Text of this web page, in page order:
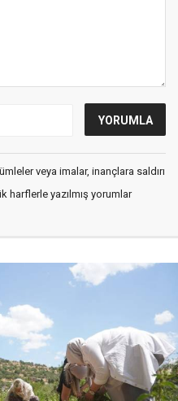
veya imalar, inançlara saldırı
harflerle yazılmış yorumlar